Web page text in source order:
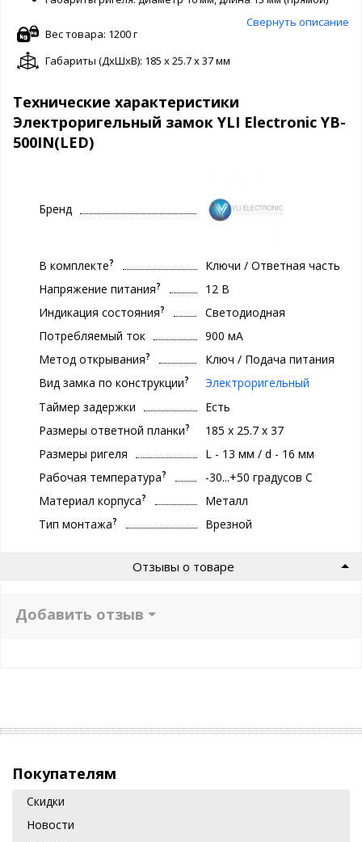
Свернуть описание
Вес товара: 1200 г
Габариты (ДxШxВ): 185 x 25.7 x 37 мм
Технические характеристики
Электроригельный замок YLI Electronic YB-
500IN(LED)
Бренд
В комплекте?
Ключи / Ответная часть
Напряжение питания?
12 В
Индикация состояния?
Светодиодная
Потребляемый ток
900 мА
Метод открывания?
Ключ / Подача питания
Вид замка по конструкции?
Электроригельный
Таймер задержки
Есть
Размеры ответной планки?
185 x 25.7 x 37
Размеры ригеля
L - 13 мм / d - 16 мм
Рабочая температура?
-30...+50 градусов С
Материал корпуса?
Металл
Тип монтажа? Врезной
Отзывы о товаре
Добавить отзыв
Покупателям
Скидки
Новости